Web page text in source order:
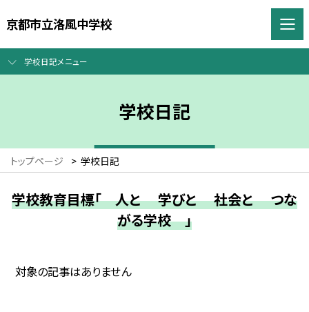
京都市立洛風中学校
学校日記メニュー
学校日記
トップページ > 学校日記
学校教育目標「 人と 学びと 社会と つな
がる学校 」
対象の記事はありません